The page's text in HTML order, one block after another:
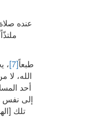
[إذا شخص]
طبعاً[7]
،
الله،
أحد
إلى نفس
تلك